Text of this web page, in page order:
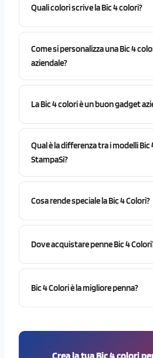
Quali colori scrive la Bic 4 colori?
Come si personalizza una Bic 4
aziendale?
La Bic 4 colori è un buon gadget
Qual è la differenza tra i modelli
StampaSi?
Cosa rende speciale la Bic 4 Colori?
Dove acquistare penne Bic 4
Bic 4 Colori è la migliore penna?